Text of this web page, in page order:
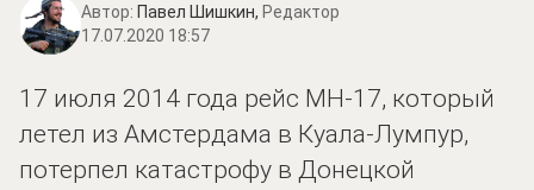
Автор: Павел Шишкин, Редактор
17.07.2020 18:57
17 июля 2014 года рейс MH-17, который
летел из Амстердама в Куала-Лумпур,
потерпел катастрофу в Донецкой